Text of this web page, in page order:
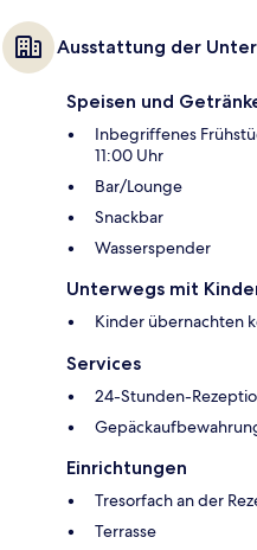
Ausstattung der
Speisen und
Inbegriffenes
11:00 Uhr
Bar/Lounge
Snackbar
Wasserspender
Unterwegs mit
Kinder übernachten
Services
24-Stunden-
Einrichtungen
Tresorfach an der
Terrasse